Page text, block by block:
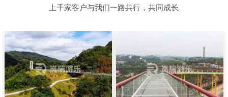
上千家客户与我们一路共行，共同成长